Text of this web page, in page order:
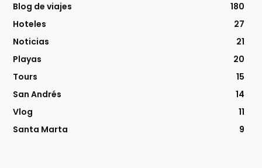
Blog de viajes
180
Hoteles
27
Noticias
21
Playas
20
Tours
15
San Andrés
14
Vlog
11
Santa Marta
9